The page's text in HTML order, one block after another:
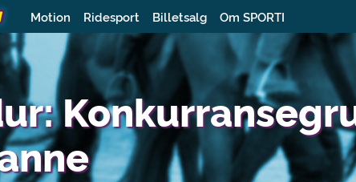
Motion Ridesport Billetsalg Om SPORTI